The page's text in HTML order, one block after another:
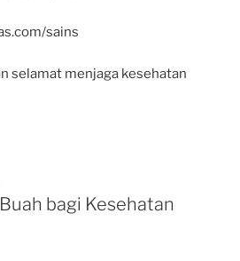
sains
selamat menjaga kesehatan
bagi Kesehatan